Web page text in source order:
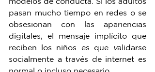
pasan mucho tiempo en redes o se
obsesionan con las apariencias
digitales, el mensaje implícito que
reciben los niños es que
validarse
socialmente a través de internet es